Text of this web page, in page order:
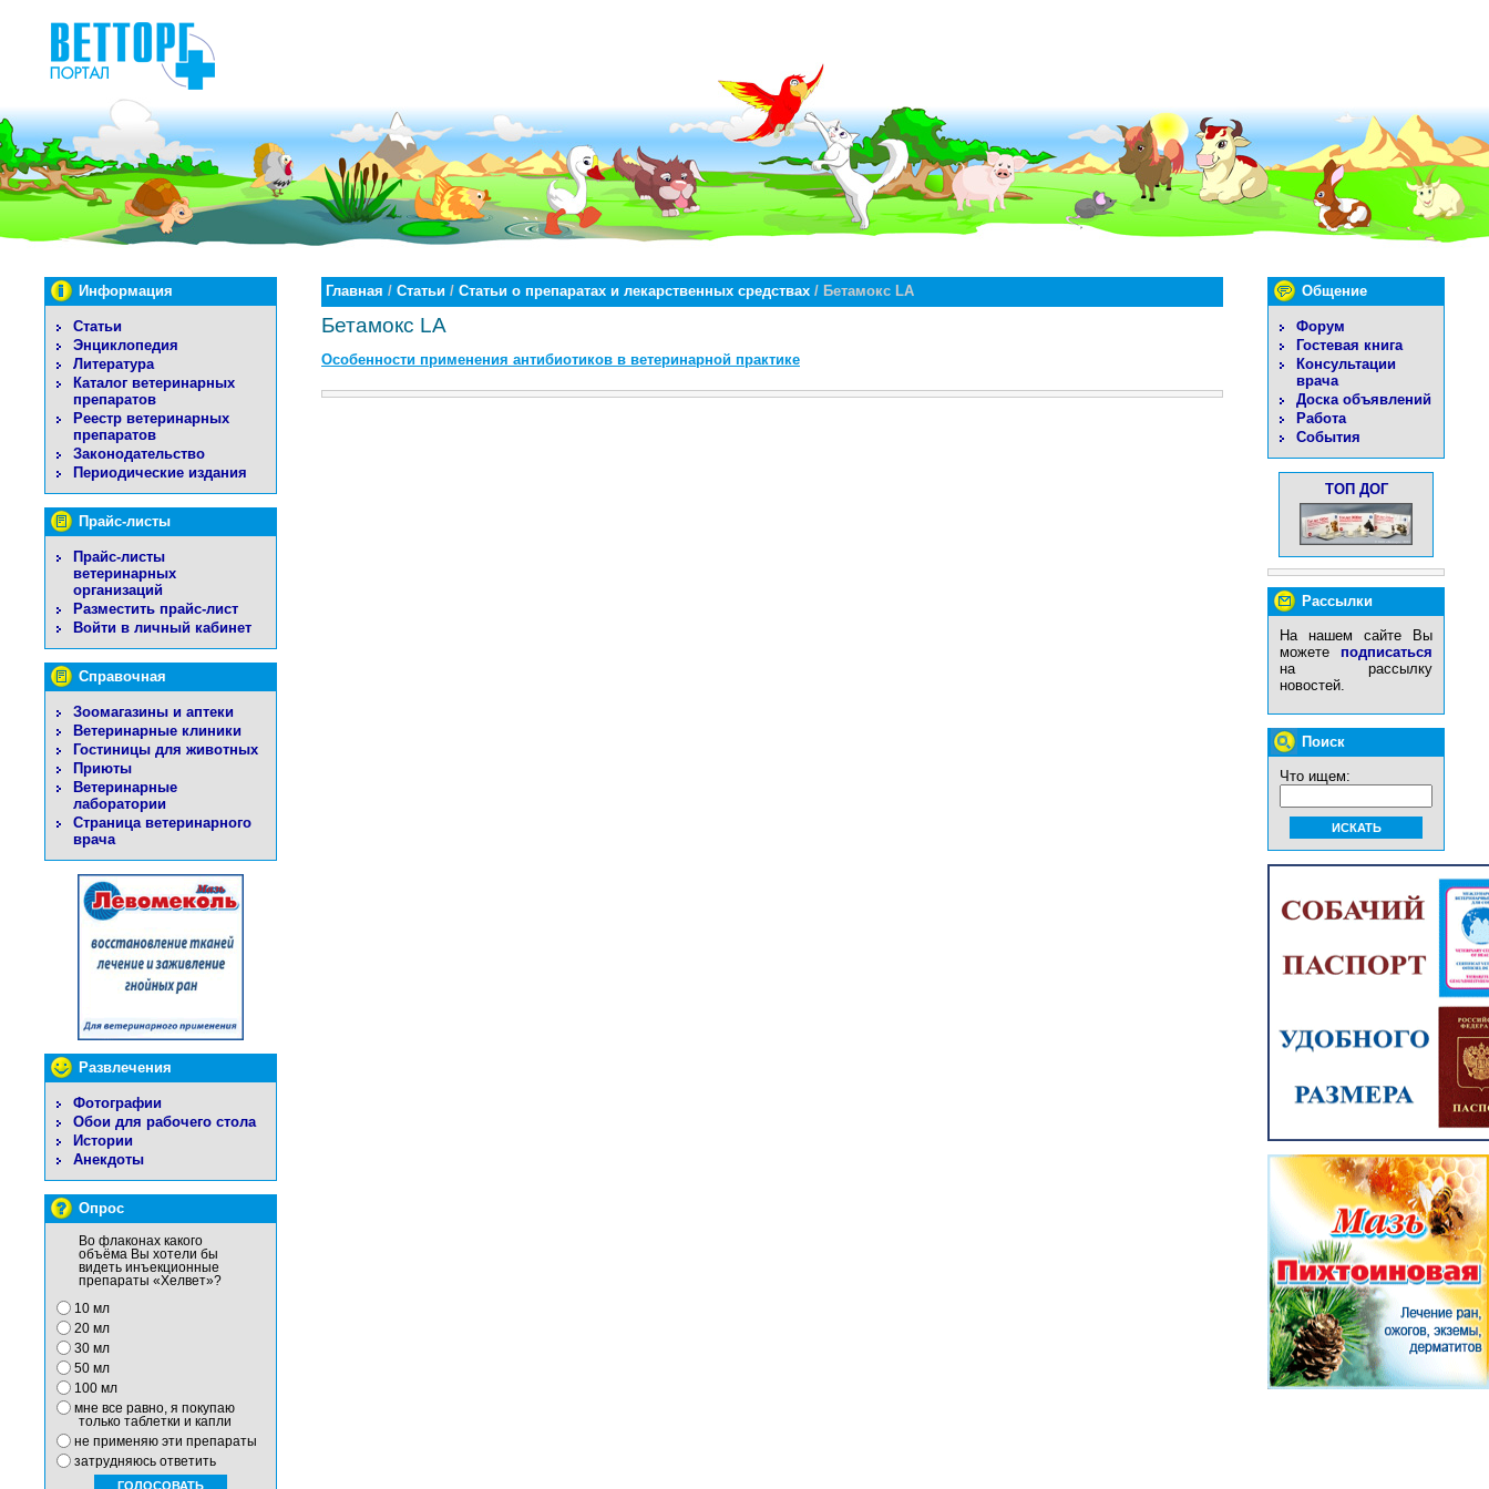
Информация
Статьи
Энциклопедия
Литература
Каталог ветеринарных
препаратов
Реестр ветеринарных
препаратов
Законодательство
Периодические издания
Прайс-листы
Прайс-листы
ветеринарных
организаций
Разместить прайс-лист
Войти в личный кабинет
Справочная
Зоомагазины и аптеки
Ветеринарные клиники
Гостиницы для животных
Приюты
Ветеринарные
лаборатории
Страница ветеринарного
врача
Развлечения
Фотографии
Обои для рабочего стола
Истории
Анекдоты
Опрос
Во флаконах какого
объёма Вы хотели бы
видеть инъекционные
препараты «Хелвет»?
10 мл
20 мл
30 мл
50 мл
100 мл
мне все равно, я покупаю
только таблетки и капли
не применяю эти препараты
затрудняюсь ответить
Общение
Форум
Гостевая книга
Консультации
врача
Доска объявлений
Работа
События
ТОП ДОГ
Рассылки
На нашем сайте Вы
можете подписаться
на рассылку
новостей.
Поиск
Что ищем:
Главная / Статьи / Статьи о препаратах и лекарственных средствах / Бетамокс LA
Бетамокс LA
Особенности применения антибиотиков в ветеринарной практике